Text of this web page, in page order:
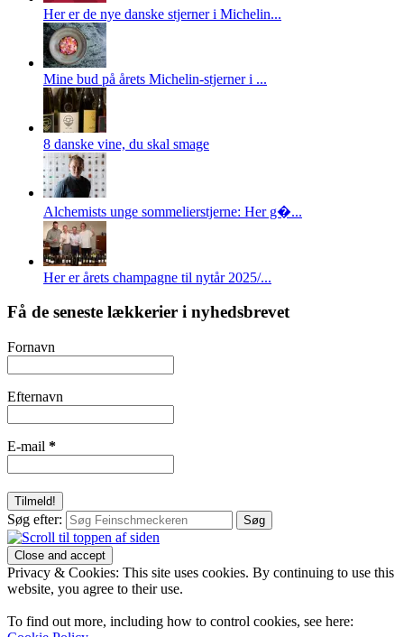
Her er de nye danske stjerner i Michelin...
Mine bud på årets Michelin-stjerner i ...
8 danske vine, du skal smage
Alchemists unge sommelierstjerne: Her g�...
Her er årets champagne til nytår 2025/...
Få de seneste lækkerier i nyhedsbrevet
Fornavn
Efternavn
E-mail *
Søg efter:
Privacy & Cookies: This site uses cookies. By continuing to use this
website, you agree to their use.
To find out more, including how to control cookies, see here: